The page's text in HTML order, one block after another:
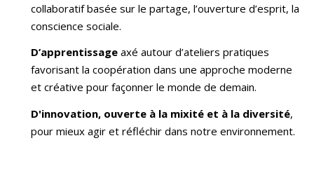
collaboratif basée sur le partage, l’ouverture d’esprit, la
conscience sociale.
D’apprentissageaxé autour d’ateliers pratiques
favorisant la coopération dans une approche moderne
et créative pour façonner le monde de demain.
D'innovation, ouverte à la mixité et à la diversité,
pour mieux agir et réfléchir dans notre environnement.